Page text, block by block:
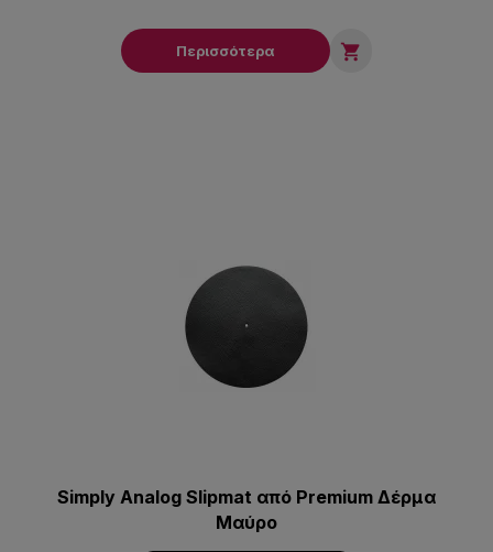
Περισσότερα 
Simply Analog Slipmat από Premium Δέρμα
Μαύρο